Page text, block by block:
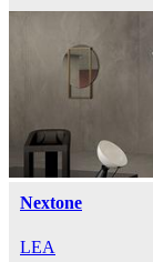
Nextone
LEA